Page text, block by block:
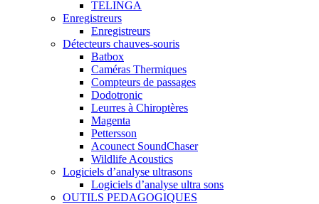
TELINGA
Enregistreurs
Enregistreurs
Détecteurs chauves-souris
Batbox
Caméras Thermiques
Compteurs de passages
Dodotronic
Leurres à Chiroptères
Magenta
Pettersson
Acounect SoundChaser
Wildlife Acoustics
Logiciels d’analyse ultrasons
Logiciels d’analyse ultra sons
OUTILS PEDAGOGIQUES